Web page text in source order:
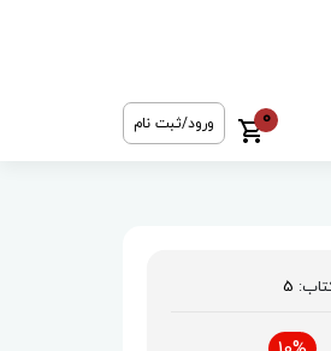
0 ورود/ثبت نام
5